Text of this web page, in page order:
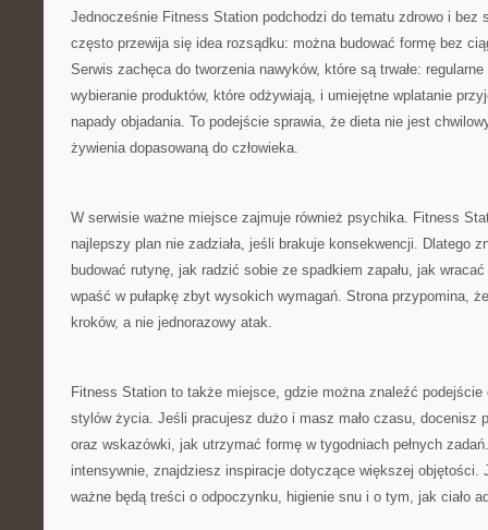
Jednocześnie Fitness Station podchodzi do tematu zdrowo i bez
często przewija się idea rozsądku: można budować formę bez
Serwis zachęca do tworzenia nawyków, które są trwałe:
wybieranie produktów, które odżywiają, i umiejętne wplatanie
napady objadania. To podejście sprawia, że dieta nie jest
żywienia dopasowaną do człowieka.
W serwisie ważne miejsce zajmuje również psychika. Fitness
najlepszy plan nie zadziała, jeśli brakuje konsekwencji. Dlatego
budować rutynę, jak radzić sobie ze spadkiem zapału, jak
wpaść w pułapkę zbyt wysokich wymagań. Strona przypomina,
kroków, a nie jednorazowy atak.
Fitness Station to także miejsce, gdzie można znaleźć podejście
stylów życia. Jeśli pracujesz dużo i masz mało czasu, docenisz
oraz wskazówki, jak utrzymać formę w tygodniach pełnych
intensywnie, znajdziesz inspiracje dotyczące większej objętości.
ważne będą treści o odpoczynku, higienie snu i o tym, jak ciało